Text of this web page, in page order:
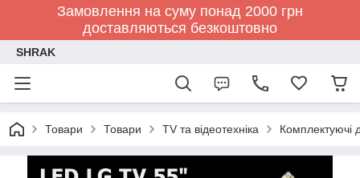
Замовлення на суму понад 2000 грн
доставляються безкоштовно
SHRAK
Товари Товари TV та відеотехніка Комплектуючі